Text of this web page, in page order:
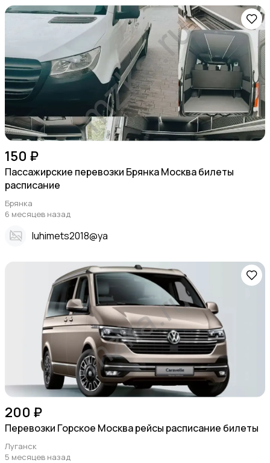
150 ₽
Пассажирские перевозки Брянка Москва билеты
расписание
Брянка
6 месяцев назад
Iuhimets2018@ya
200 ₽
Перевозки Горское Москва рейсы расписание билеты
Луганск
5 месяцев назад